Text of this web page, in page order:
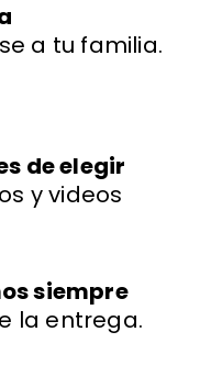
a tu familia.
de elegir
y videos
siempre
la entrega.